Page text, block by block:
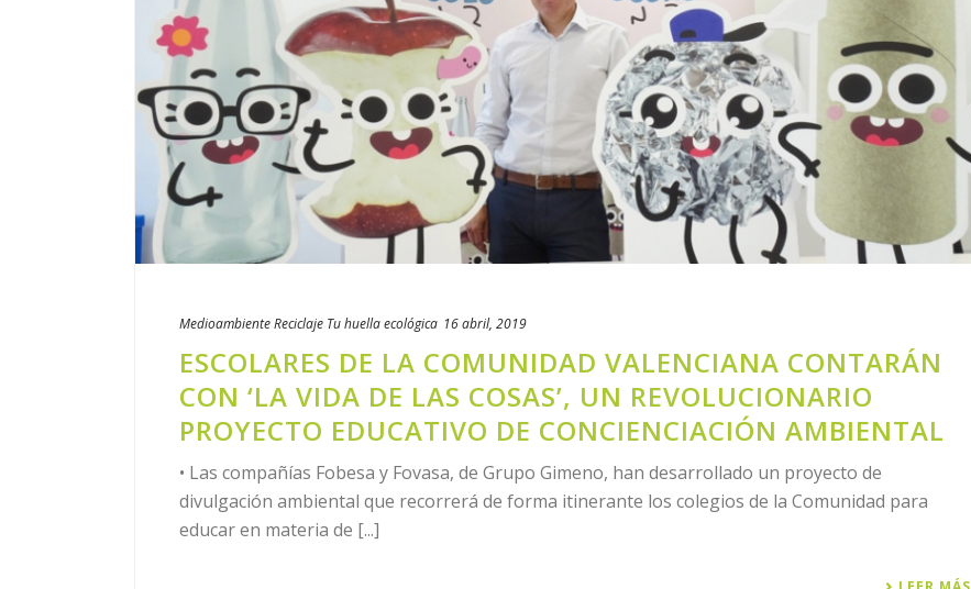
MedioambienteReciclaje Tu huella ecológica 16 abril, 2019
ESCOLARES DE LA COMUNIDAD VALENCIANA CONTARÁN
CON ‘LA VIDA DE LAS COSAS’, UN REVOLUCIONARIO
PROYECTO EDUCATIVO DE CONCIENCIACIÓN AMBIENTAL
• Las compañías Fobesa y Fovasa, de Grupo Gimeno, han desarrollado un proyecto de
divulgación ambiental que recorrerá de forma itinerante los colegios de la Comunidad para
educar en materia de [...]